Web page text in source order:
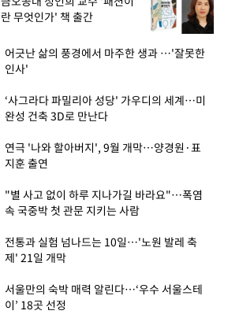
란 무엇인가' 책 출간
어긋난 삶의 풍경에서 마주한 생과 …'잘못한
인사'
‘사그라다 파밀리아 성당' 가우디의 세계…미
완성 건축 3D로 만난다
연극 '나와 할아버지', 9월 개막…양경원·표
지훈 출연
"별 사고 없이 하루 지나가길 바라요"…폭염
속 국중박 첫 관문 지키는 사람
전통과 실험 넘나드는 10일…'노원 발레 축
제' 21일 개막
서울만의 숙박 매력 알린다…‘우수 서울스테
이’ 18곳 선정